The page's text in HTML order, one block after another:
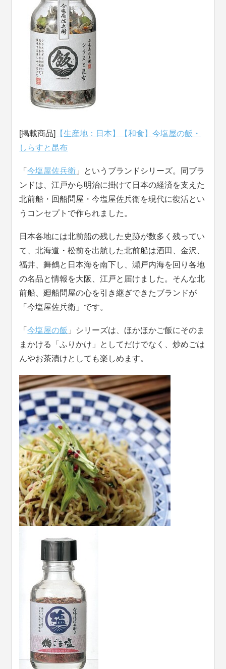
[掲載商品]
【生産地：日本】【和食】今塩屋の飯・
しらすと昆布
「今塩屋佐兵衛 」というブランドシリーズ。同ブラ
ンドは、江戸から明治に掛けて日本の経済を支えた
北前船・回船問屋・今塩屋佐兵衛を現代に復活とい
うコンセプトで作られました。
日本各地には北前船の残した史跡が数多く残ってい
て、北海道・松前を出航した北前船は酒田、金沢、
福井、舞鶴と日本海を南下し、瀬戸内海を回り各地
の名品と情報を大阪、江戸と届けました。そんな北
前船、廻船問屋の心を引き継ぎできたブランドが
「今塩屋佐兵衛」です。
「今塩屋の飯 」シリーズは、ほかほかご飯にそのま
まかける「ふりかけ」としてだけでなく、炒めごは
んやお茶漬けとしても楽しめます。